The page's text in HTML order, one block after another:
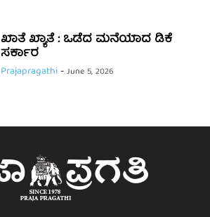
ಖಾತೆ ಖ್ಯಾತೆ : ಒಡೆದ ಮನೆಯಾದ ಡಿಕೆ
ಸರ್ಕಾರ
Prajapragathi-June 5, 2026